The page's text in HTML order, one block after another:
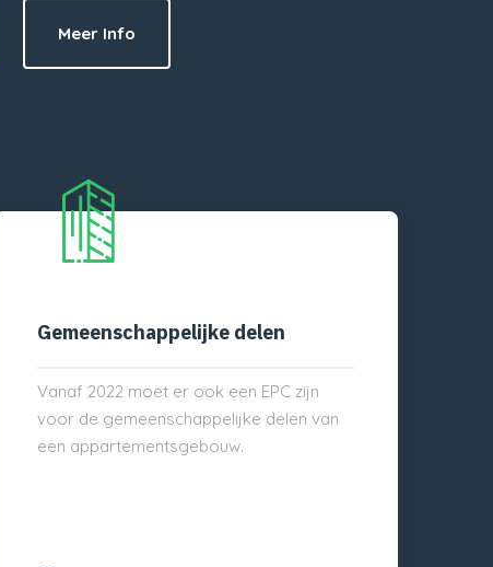
Meer Info
Gemeenschappelijke delen
Vanaf 2022 moet er ook een EPC zijn
voor de gemeenschappelijke delen van
een appartementsgebouw.